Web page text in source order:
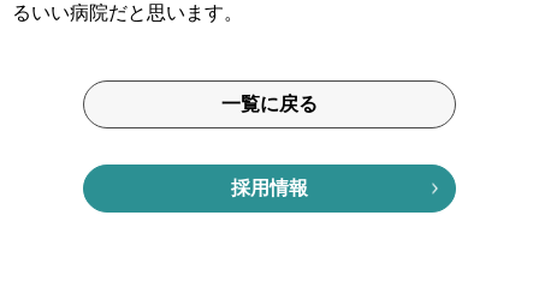
るいい病院だと思います。
一覧に戻る
採用情報